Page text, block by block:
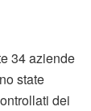
34 aziende
state
dei